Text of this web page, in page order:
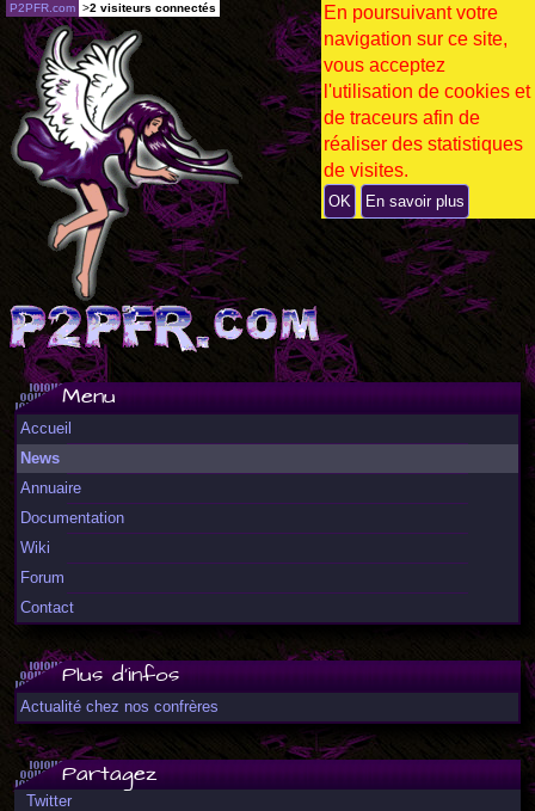
Menu
Accueil
News
Annuaire
Documentation
Wiki
Forum
Contact
Plus d'infos
Actualité chez nos confrères
Partagez
Twitter
P2PFR.com >2 visiteurs connectés
En poursuivant votre
navigation sur ce site,
vous acceptez
l'utilisation de cookies et
de traceurs afin de
réaliser des statistiques
de visites.
OK En savoir plus